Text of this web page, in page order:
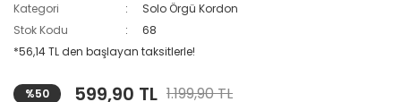
Kategori
Solo Örgü Kordon
Stok Kodu
68
*56,14 TL den başlayan taksitlerle!
%50 599,90 TL 1.199,90 TL